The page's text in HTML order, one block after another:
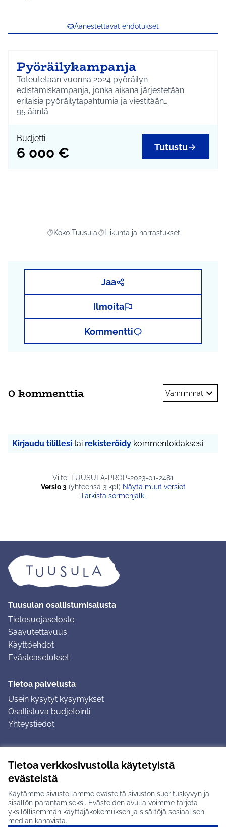
Tietoa verkkosivustolla käytetyistä
evästeistä
Käytämme sivustollamme evästeitä sivuston suorituskyvyn ja
sisällön parantamiseksi. Evästeiden avulla voimme tarjota
yksilöllisemmän käyttäjäkokemuksen ja sisältöjä sosiaalisen
median kanavista.
Äänestettävät ehdotukset
Pyöräilykampanja
Toteutetaan vuonna 2024 pyöräilyn
edistämiskampanja, jonka aikana järjestetään
erilaisia pyöräilytapahtumia ja viestitään
pyöräilyreiteistä. Toteutus suunnitellaan yhdessä
95 ääntä
Budjetti
6 000 € Tutustu
Rajaa tulokset aihepiirin mukaan: Koko Tuusula
Koko TuusulaRajaa tulokset teeman mukaan:
Liikunta ja harrastukset
Jaa
Ilmoita
Kommentti
0 kommenttia Vanhimmat
Kirjaudu tilillesi tai rekisteröidy kommentoidaksesi.
Viite: TUUSULA-PROP-2023-01-2481
Versio 3(yhteensä 3 kpl)
näytä muut versiot
Tarkista sormenjälki
Tuusulan osallistumisalusta
Tietosuojaseloste
Saavutettavuus
Käyttöehdot
Evästeasetukset
Tietoa palvelusta
Usein kysytyt kysymykset
Osallistuva budjetointi
Yhteystiedot
Ohjeet kirjautumiseen
Ohjeet kommentin jättämiseen